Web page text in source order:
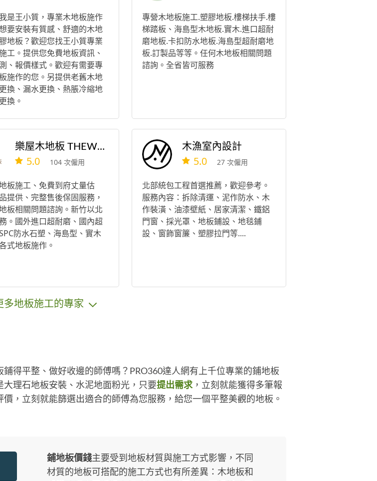
是王小質，專業木地板施作
要安裝有質感、舒適的木地
地板？歡迎您找王小質專業
工。提供您免費地板資訊、
、報價樣式。歡迎有需要專
施作的您。另提供老舊木地
換、漏水更換、熱脹冷縮地
換。
專營木地板施工.塑膠地板.樓梯扶手.樓
梯踏板、海島型木地板.實木.進口超耐
磨地板.卡扣防水地板.海島型超耐磨地
板.訂製品等等。任何木地板相關問題
諮詢。全省皆可服務
樂屋木地板 THEWOOD
5.0 104 次僱用
板施工、免費到府丈量估
提供、完整售後保固服務，
板相關問題諮詢。新竹以北
。國外進口超耐磨、國內超
防水石塑、海島型、實木
式地板施作。
木漁室內設計
5.0 27 次僱用
北部統包工程首選推薦，歡迎參考。
服務內容：拆除清運、泥作防水、木
作裝潢、油漆壁紙、居家清潔、鐵鋁
門窗、採光罩、地板鋪設、地毯鋪
設、窗飾窗簾、塑膠拉門等....
多地板施工的專家
得平整、做好收邊的師傅嗎？PRO360達人網有上千位專業的鋪地板
理石地板安裝、水泥地面粉光，只要提出需求，立刻就能獲得多筆報
，立刻就能篩選出適合的師傅為您服務，給您一個平整美觀的地板。
鋪地板價錢主要受到地板材質與施工方式影響，不同
材質的地板可搭配的施工方式也有所差異：木地板和